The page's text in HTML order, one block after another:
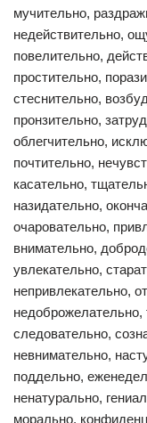
мучительно,
недействительно,
повелительно,
простительно,
стеснительно,
пронзительно,
облегчительно,
почтительно,
касательно,
назидательно,
очаровательно,
внимательно,
увлекательно,
непривлекательно,
недоброжелательно,
следовательно,
невнимательно,
поддельно,
ненатурально,
морально,